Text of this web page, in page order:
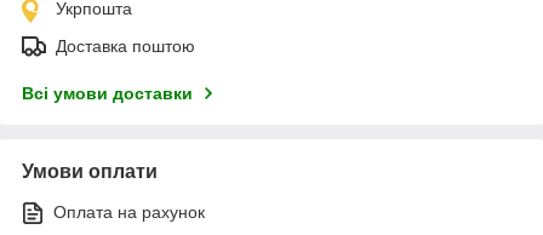
Укрпошта
Доставка поштою
Всі умови доставки
Умови оплати
Оплата на рахунок